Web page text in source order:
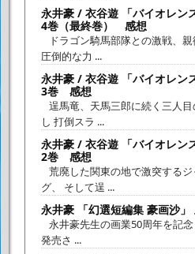
永井豪 / 衣谷遊 「バイオレン
4巻（最終巻） 感想
ドラゴン騎馬部隊との激戦、
圧倒的な力 ...
永井豪 / 衣谷遊 「バイオレン
3巻 感想
逞馬竜、天馬三郎に続く三人
し 打倒スラ ...
永井豪 / 衣谷遊 「バイオレン
2巻 感想
荒廃した関東の地で激突する
グ、 そして逞 ...
永井豪 「幻選短編集 豪画沙」
永井豪先生の画業50周年を記
発売さ ...